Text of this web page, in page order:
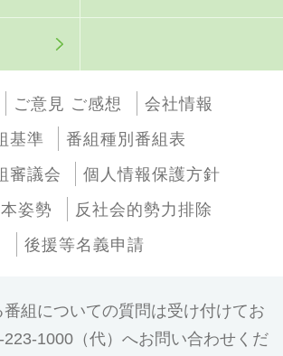
ご意見 ご感想
会社情報
基準
番組種別番組表
審議会
個人情報保護方針
姿勢
反社会的勢力排除
後援等名義申請
番組についての質問は受け付けてお
223-1000（代）へお問い合わせくだ